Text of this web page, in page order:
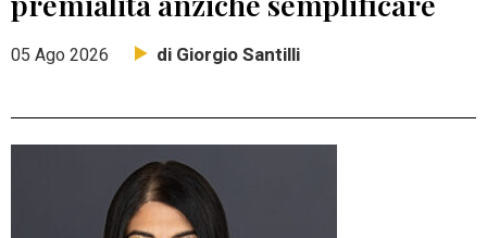
05 Ago 2026 di Giorgio Santilli